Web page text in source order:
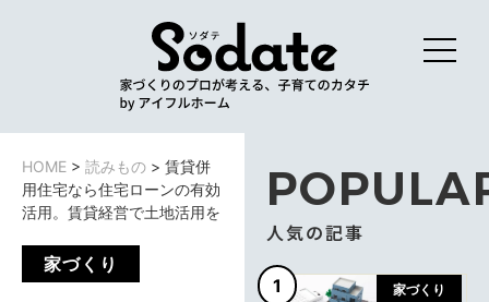
HOME > 読みもの > 賃貸併
用住宅なら住宅ローンの有効
活用。賃貸経営で土地活用を
家づくり
人気の記事
1 家づくり